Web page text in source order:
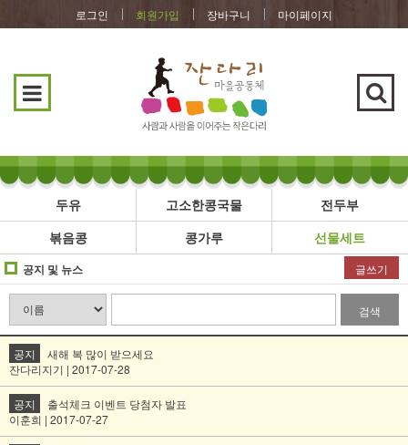
로그인 회원가입 장바구니 마이페이지
두유 고소한콩국물
전두부
볶음콩
콩가루 선물세트
공지 및 뉴스 글쓰기
검색
공지
새해 복 많이 받으세요
잔다리지기 | 2017-07-28
공지
출석체크 이벤트 당첨자 발표
이훈희 | 2017-07-27